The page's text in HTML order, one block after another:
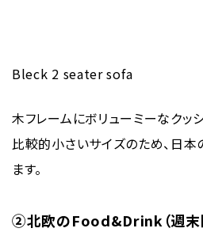
Bleck 2 seater sofa
木フレームにボリューミーなクッ
比較的小さいサイズのため、日
ます。
②北欧のFood&Drink（週末